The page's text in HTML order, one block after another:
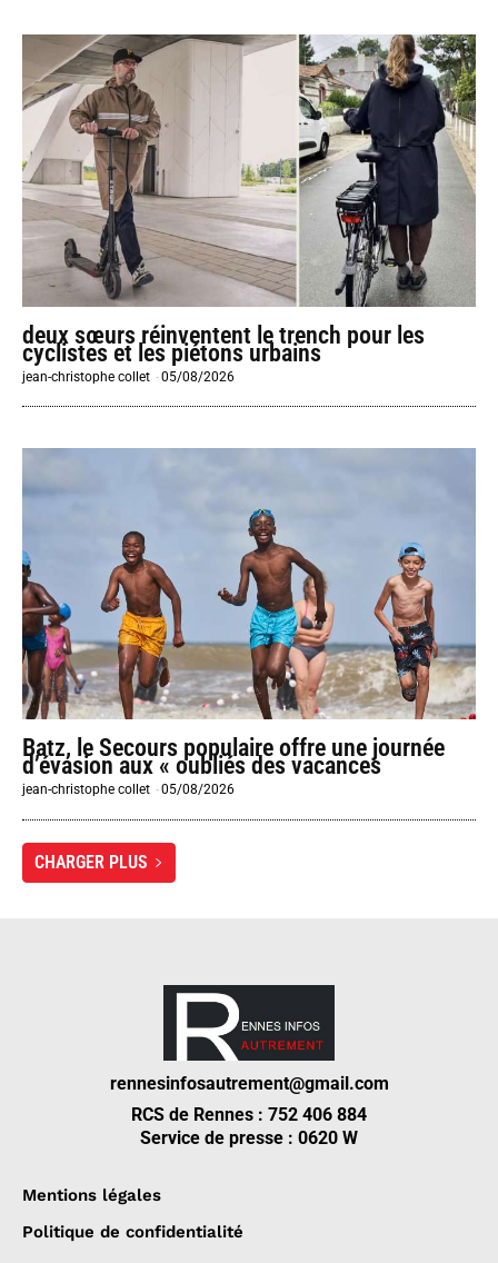
deux sœurs réinventent le trench pour les
cyclistes et les piétons urbains
jean-christophe collet -05/08/2026
Batz, le Secours populaire offre une journée
d’évasion aux « oubliés des vacances
jean-christophe collet -05/08/2026
CHARGER PLUS
rennesinfosautrement@gmail.com
RCS de Rennes : 752 406 884
Service de presse : 0620 W
Mentions légales
Politique de confidentialité